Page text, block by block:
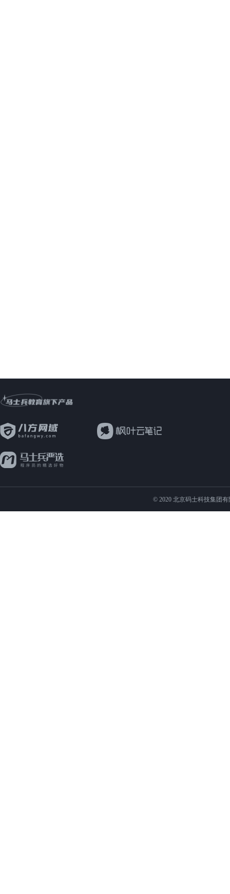
© 2020 北京码士科技集团有